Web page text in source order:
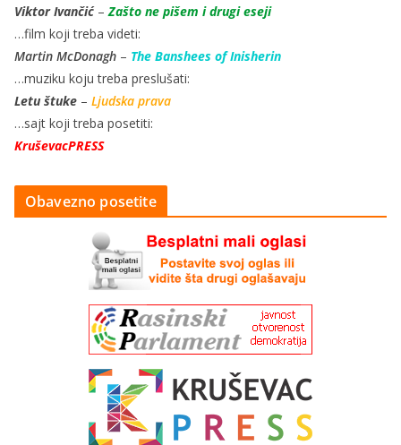
Viktor Ivančić–Zašto ne pišem i drugi eseji
…film koji treba videti:
Martin McDonagh – The Banshees of Inisherin
…muziku koju treba preslušati:
Letu štuke – Ljudska prava
…sajt koji treba posetiti:
KruševacPRESS
Obavezno posetite